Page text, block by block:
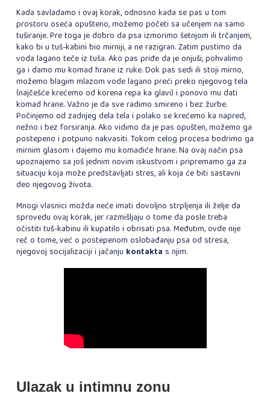
Kada savladamo i ovaj korak, odnosno kada se pas u tom
prostoru oseća opušteno, možemo početi sa učenjem na samo
tuširanje. Pre toga je dobro da psa izmorimo šetnjom ili trčanjem,
kako bi u tuš-kabini bio mirniji, a ne razigran. Zatim pustimo da
voda lagano teče iz tuša. Ako pas priđe da je onjuši, pohvalimo
ga i damo mu komad hrane iz ruke. Dok pas sedi ili stoji mirno,
možemo blagim mlazom vode lagano preći preko njegovog tela
(najčešće krećemo od korena repa ka glavi) i ponovo mu dati
komad hrane. Važno je da sve radimo smireno i bez žurbe.
Počinjemo od zadnjeg dela tela i polako se krećemo ka napred,
nežno i bez forsiranja. Ako vidimo da je pas opušten, možemo ga
postepeno i potpuno nakvasiti. Tokom celog procesa bodrimo ga
mirnim glasom i dajemo mu komadiće hrane. Na ovaj način psa
upoznajemo sa još jednim novim iskustvom i pripremamo ga za
situaciju koja može predstavljati stres, ali koja će biti sastavni
deo njegovog života.
Mnogi vlasnici možda neće imati dovoljno strpljenja ili želje da
sprovedu ovaj korak, jer razmišljaju o tome da posle treba
očistiti tuš-kabinu ili kupatilo i obrisati psa. Međutim, ovde nije
reč o tome, već o postepenom oslobađanju psa od stresa,
njegovoj socijalizaciji i jačanju kontakta s njim.
Ulazak u intimnu zonu